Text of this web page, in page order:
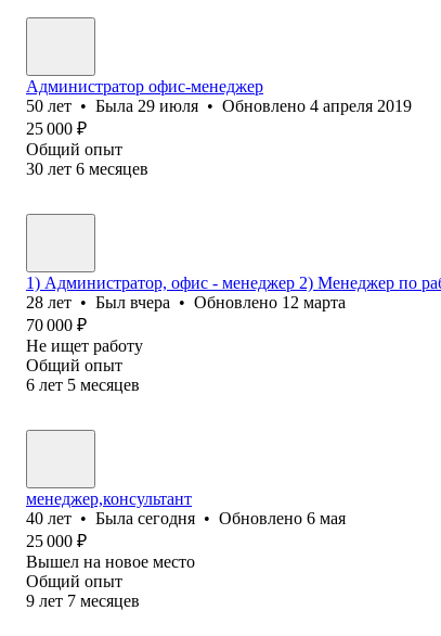
Администратор офис-менеджер
50 лет • Была 29 июля • Обновлено 4 апреля 2019
25 000 ₽
Общий опыт
30 лет 6 месяцев
1) Администратор, офис - менеджер 2) Менеджер по
28 лет • Был вчера • Обновлено 12 марта
70 000 ₽
Не ищет работу
Общий опыт
6 лет 5 месяцев
менеджер,консультант
40 лет • Была сегодня • Обновлено 6 мая
25 000 ₽
Вышел на новое место
Общий опыт
9 лет 7 месяцев